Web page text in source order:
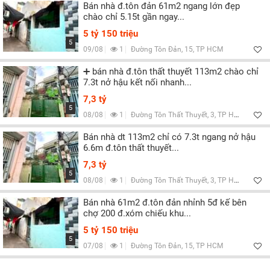
Lọc
5
Bán nhà đ.tôn đản 61m2 ngang lớn đẹp
chào chỉ 5.15t gần ngay...
5 tỷ 150 triệu
09/08 1 Đường Tôn Đản, 15, TP HCM
5
➕ bán nhà đ.tôn thất thuyết 113m2 chào chỉ
7.3t nở hậu kết nối nhanh...
7,3 tỷ
08/08 1 Đường Tôn Thất Thuyết, 3, TP HCM
5
Bán nhà dt 113m2 chỉ có 7.3t ngang nở hậu
6.6m đ.tôn thất thuyết...
7,3 tỷ
08/08 1 Đường Tôn Thất Thuyết, 3, TP HCM
5
Bán nhà 61m2 đ.tôn đản nhỉnh 5đ kế bên
chợ 200 đ.xóm chiếu khu...
5 tỷ 150 triệu
07/08 1 Đường Tôn Đản, 15, TP HCM